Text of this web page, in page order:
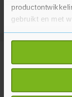
gebruikt en met
Als u het
locatie, die
Uw
scannen op
Meer uit Sport
Wielrenner